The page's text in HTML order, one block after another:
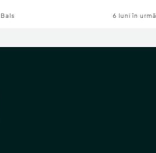
Bals 6 luni în urmă